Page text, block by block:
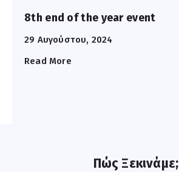
8th end of the year event
29 Αυγούστου, 2024
Read More
Πώς Ξεκινάμε;